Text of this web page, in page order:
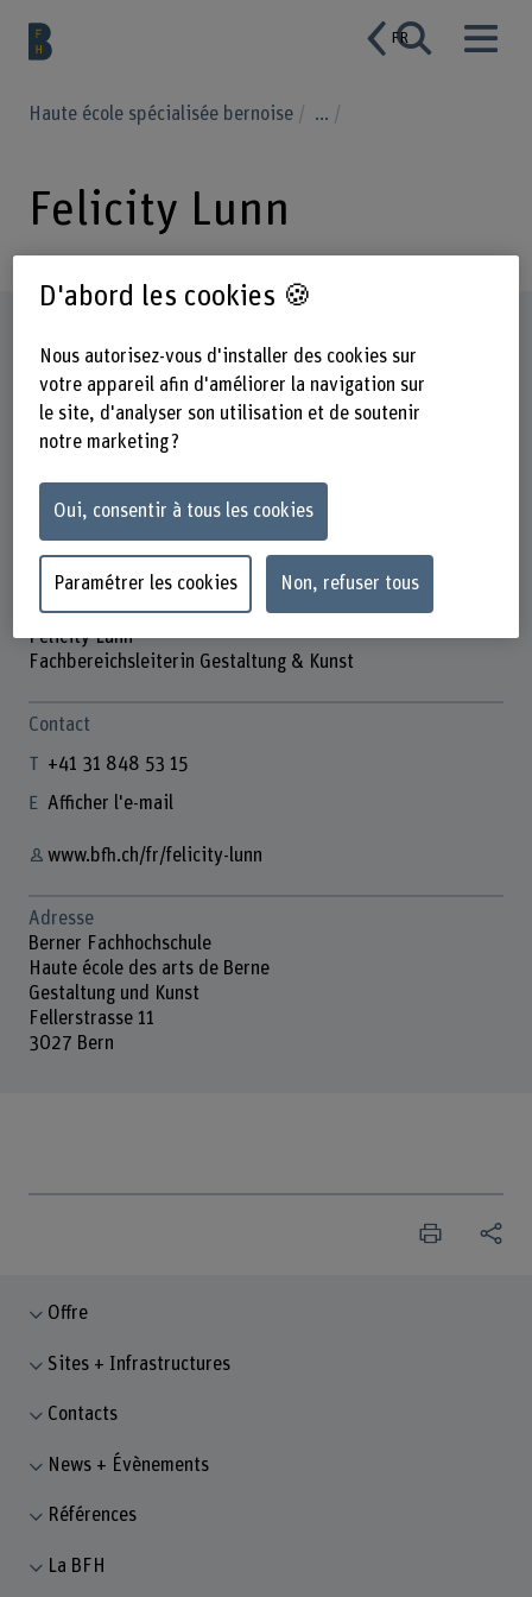
FR
Haute école spécialisée bernoise ...
Felicity Lunn
Felicity Lunn
Fachbereichsleiterin Gestaltung & Kunst
Contact
+41 31 848 53 15
Afficher l'e-mail
www.bfh.ch/fr/felicity-lunn
Adresse
Berner Fachhochschule
Haute école des arts de Berne
Gestaltung und Kunst
Fellerstrasse 11
3027 Bern
Offre
Sites + Infrastructures
Contacts
News + Évènements
Références
La BFH
D'abord les cookies 🍪
Nous autorisez-vous d'installer des cookies sur
votre appareil afin d'améliorer la navigation sur
le site, d'analyser son utilisation et de soutenir
notre marketing ?
Oui, consentir à tous les cookies
Paramétrer les cookies Non, refuser tous